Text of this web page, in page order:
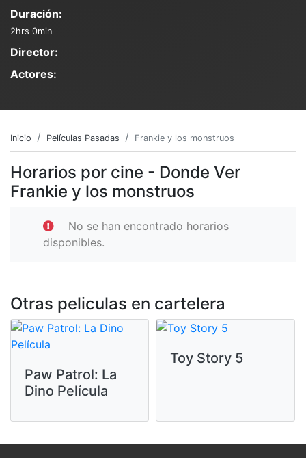
Duración:
2hrs 0min
Director:
Actores:
Inicio Películas Pasadas Frankie y los monstruos
Horarios por cine - Donde Ver
Frankie y los monstruos
No se han encontrado horarios
disponibles.
Otras peliculas en cartelera
Paw Patrol: La
Dino Película
Toy Story 5